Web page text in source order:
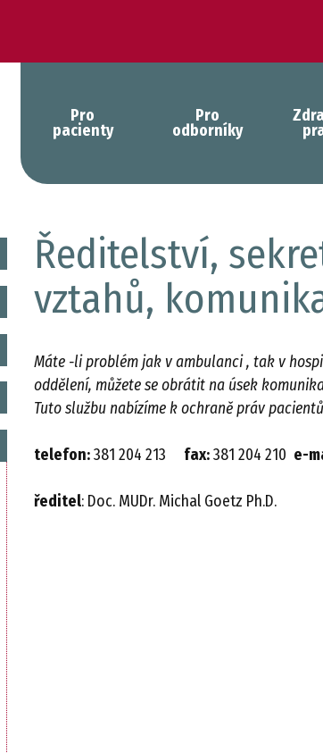
Pro
pacienty
Pro
odborníky
Ředitelství,
vztahů,
Máte -li problém jak v ambulanci , tak v
oddělení, můžete se obrátit na úsek
Tuto službu nabízíme k ochraně práv
telefon:381 204 213 fax:381 204 210 e-
ředitel: Doc. MUDr. Michal Goetz Ph.D.